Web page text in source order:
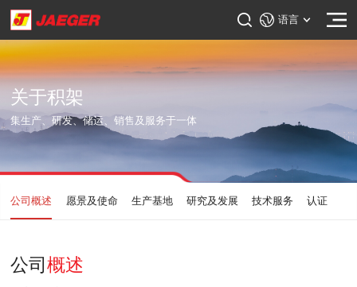
语言
关于积架
集生产、研发、储运、销售及服务于一体
公司概述 愿景及使命 生产基地 研究及发展 技术服务 认证
公司概述